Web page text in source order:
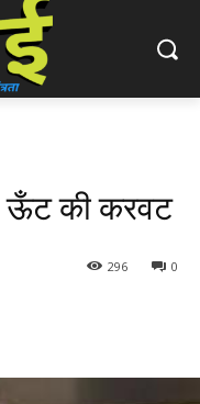
ऊँट की करवट
0
296